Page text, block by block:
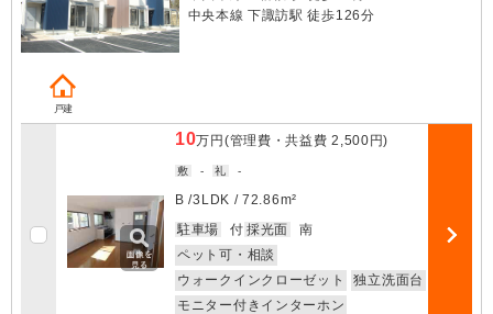
中央本線 下諏訪駅 徒歩126分
戸建
10万円(管理費・共益費2,500円)
敷 - 礼 -
B /3LDK /72.86m²
駐車場
付 採光面
南
ペット可・相談
ウォークインクローゼット
独立洗面台
モニター付きインターホン